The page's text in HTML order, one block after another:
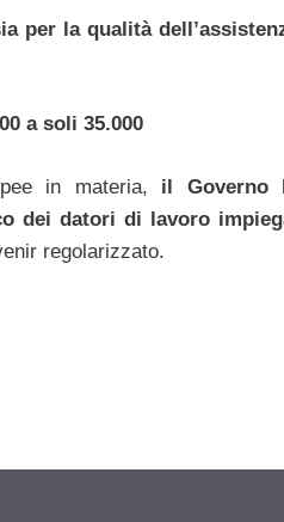
per la qualità
a soli 35.000
in materia, il Governo
dei datori di lavoro
regolarizzato.